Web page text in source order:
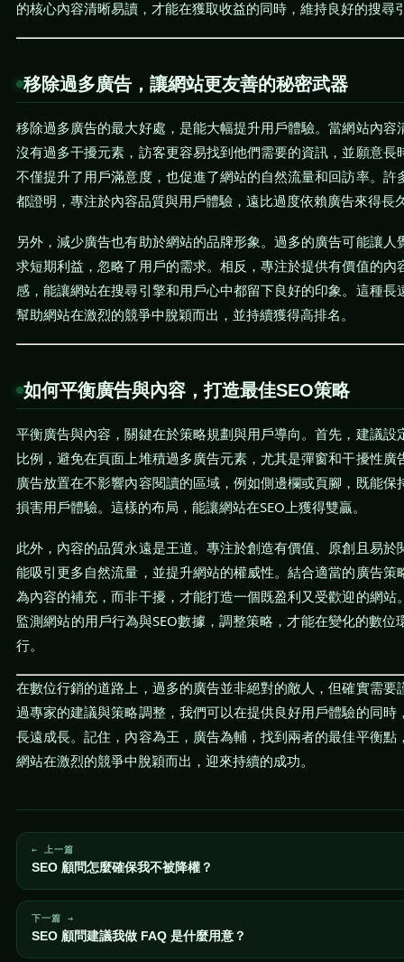
的核心內容清晰易讀，才能在獲取收益的同時，維持良好的搜尋
移除過多廣告，讓網站更友善的秘密武器
移除過多廣告的最大好處，是能大幅提升用戶體驗。當網站內容
沒有過多干擾元素，訪客更容易找到他們需要的資訊，並願意長
不僅提升了用戶滿意度，也促進了網站的自然流量和回訪率。許
都證明，專注於內容品質與用戶體驗，遠比過度依賴廣告來得長
另外，減少廣告也有助於網站的品牌形象。過多的廣告可能讓人
求短期利益，忽略了用戶的需求。相反，專注於提供有價值的內
感，能讓網站在搜尋引擎和用戶心中都留下良好的印象。這種長
幫助網站在激烈的競爭中脫穎而出，並持續獲得高排名。
如何平衡廣告與內容，打造最佳SEO策略
平衡廣告與內容，關鍵在於策略規劃與用戶導向。首先，建議設
比例，避免在頁面上堆積過多廣告元素，尤其是彈窗和干擾性廣
廣告放置在不影響內容閱讀的區域，例如側邊欄或頁腳，既能保
損害用戶體驗。這樣的布局，能讓網站在SEO上獲得雙贏。
此外，內容的品質永遠是王道。專注於創造有價值、原創且易於
能吸引更多自然流量，並提升網站的權威性。結合適當的廣告策
為內容的補充，而非干擾，才能打造一個既盈利又受歡迎的網站
監測網站的用戶行為與SEO數據，調整策略，才能在變化的數位
行。
在數位行銷的道路上，過多的廣告並非絕對的敵人，但確實需要
過專家的建議與策略調整，我們可以在提供良好用戶體驗的同時
長遠成長。記住，內容為王，廣告為輔，找到兩者的最佳平衡點
網站在激烈的競爭中脫穎而出，迎來持續的成功。
← 上一篇
SEO 顧問怎麼確保我不被降權？
下一篇 →
SEO 顧問建議我做 FAQ 是什麼用意？